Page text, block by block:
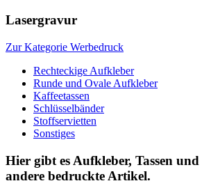
Lasergravur
Zur Kategorie Werbedruck
Rechteckige Aufkleber
Runde und Ovale Aufkleber
Kaffeetassen
Schlüsselbänder
Stoffservietten
Sonstiges
Hier gibt es Aufkleber, Tassen und
andere bedruckte Artikel.